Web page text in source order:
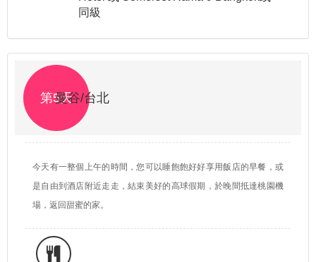
同級
第5天
曼谷/台北
今天有一整個上午的時間，您可以睡飽飽好好享用飯店的早餐，或
是自由到酒店附近走走，結束美好的高球假期，於晚間抵達桃園機
場，返回甜蜜的家。